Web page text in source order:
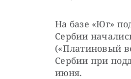
На базе «Юг»
Сербии
(«Платиновый
Сербии при
июня.